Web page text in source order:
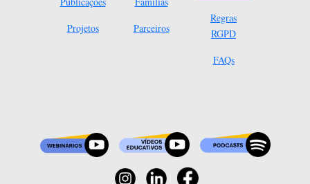
Projetos
Parceiros
Regras
RGPD
FAQs